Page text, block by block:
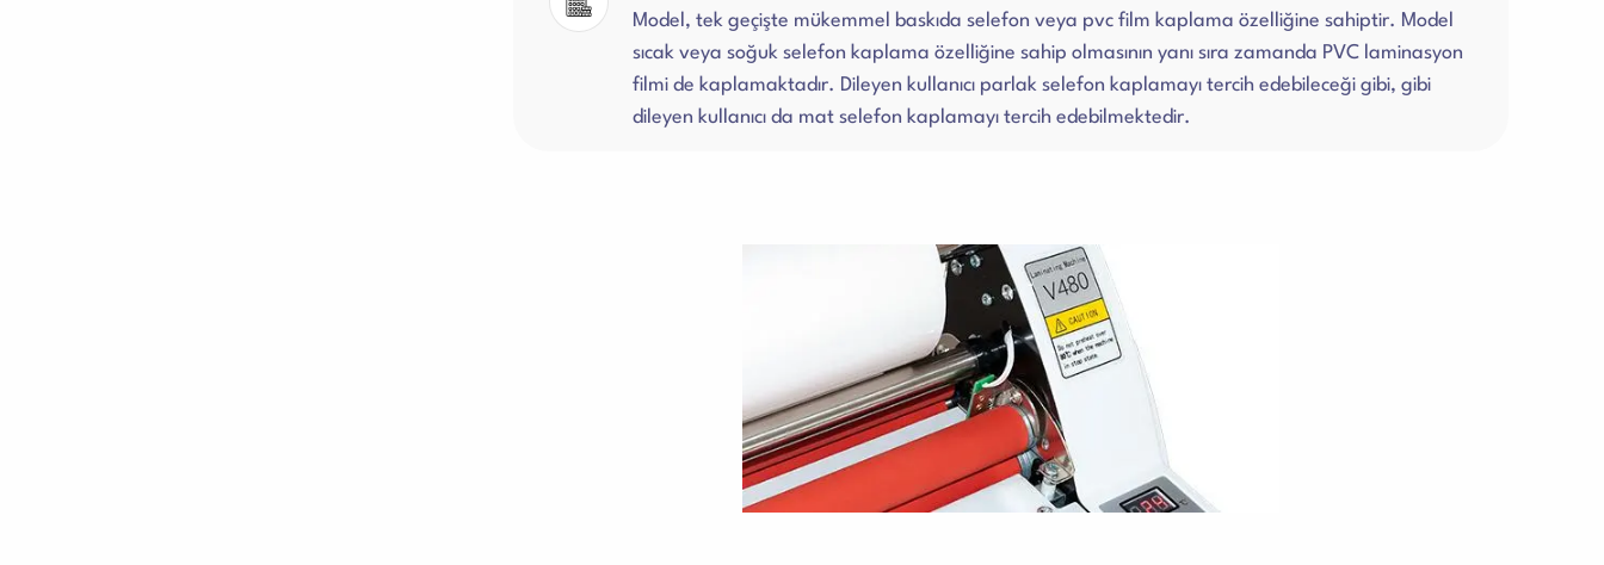
Model, tek geçişte mükemmel baskıda selefon veya pvc film kaplama özelliğine sahiptir. Model
sıcak veya soğuk selefon kaplama özelliğine sahip olmasının yanı sıra zamanda PVC laminasyon
filmi de kaplamaktadır. Dileyen kullanıcı parlak selefon kaplamayı tercih edebileceği gibi, gibi
dileyen kullanıcı da mat selefon kaplamayı tercih edebilmektedir.